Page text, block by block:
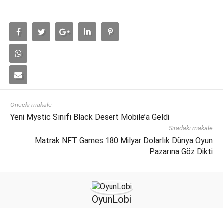
Önceki makale
Yeni Mystic Sınıfı Black Desert Mobile’a Geldi
Sıradaki makale
Matrak NFT Games 180 Milyar Dolarlık Dünya Oyun
Pazarına Göz Dikti
OyunLobi